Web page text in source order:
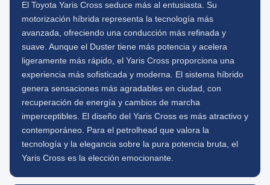
El Toyota Yaris Cross seduce más al entusiasta. Su
motorización híbrida representa la tecnología más
avanzada, ofreciendo una conducción más refinada y
suave. Aunque el Duster tiene más potencia y acelera
ligeramente más rápido, el Yaris Cross proporciona una
experiencia más sofisticada y moderna. El sistema híbrido
genera sensaciones más agradables en ciudad, con
recuperación de energía y cambios de marcha
imperceptibles. El diseño del Yaris Cross es más atractivo y
contemporáneo. Para el petrolhead que valora la
tecnología y la elegancia sobre la pura potencia bruta, el
Yaris Cross es la elección emocionante.